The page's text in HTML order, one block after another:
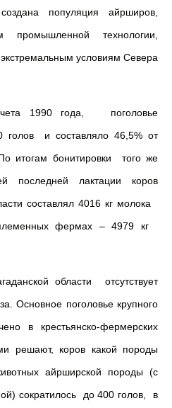
популяция айрширов,
промышленной технологии,
условиям Севера
1990 года, поголовье
голов и составляло 46,5% от
итогам бонитировки того же
лактации коров
составлял 4016 кг молока
фермах – 4979 кг
области отсутствует
Основное поголовье крупного
в крестьянско-фермерских
решают, коров какой породы
айрширской породы (с
сократилось до 400 голов, в